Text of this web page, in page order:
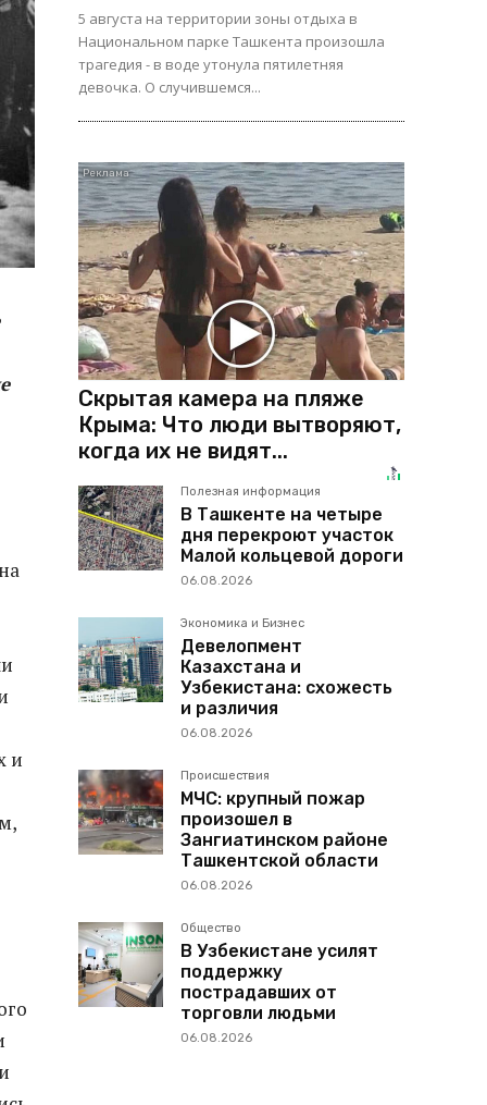
и
5 августа на территории зоны отдыха в
Национальном парке Ташкента произошла
трагедия - в воде утонула пятилетняя
девочка. О случившемся...
Скрытая камера на пляже
Крыма: Что люди вытворяют,
когда их не видят...
Полезная информация
В Ташкенте на четыре
дня перекроют участок
Малой кольцевой дороги
06.08.2026
Экономика и Бизнес
Девелопмент
Казахстана и
Узбекистана: схожесть
и различия
06.08.2026
Происшествия
МЧС: крупный пожар
произошел в
Зангиатинском районе
Ташкентской области
06.08.2026
Общество
В Узбекистане усилят
поддержку
пострадавших от
торговли людьми
06.08.2026